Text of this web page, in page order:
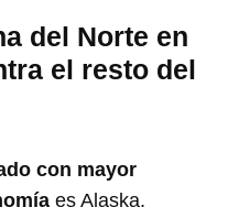
del Norte en
el resto del
con mayor
es Alaska,